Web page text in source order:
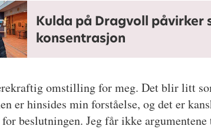
Kulda på Dragvoll påvirker
konsentrasjon
omstilling for meg. Det blir litt
er hinsides min forståelse, og det er
beslutningen. Jeg får ikke